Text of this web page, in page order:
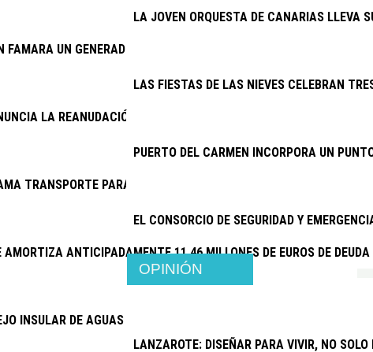
FAMARA UN GENERADOR DEL CINE AMBULANTE
LA REANUDACIÓN DE LAS OBRAS DE LA ANTENA DE
TRANSPORTE PARA EL CENTRO DE RESPIRO FAMILIAR DE SAN
AMORTIZA ANTICIPADAMENTE 11,46 MILLONES DE EUROS DE
INSULAR DE AGUAS ABORDA PROYECTOS POR MÁS DE 6,4
LA JOVEN ORQUESTA DE CANARIAS LLEVA
LAS FIESTAS DE LAS NIEVES CELEBRAN
PUERTO DEL CARMEN INCORPORA UN
EL CONSORCIO DE SEGURIDAD Y
OPINIÓN
LANZAROTE: DISEÑAR PARA VIVIR, NO